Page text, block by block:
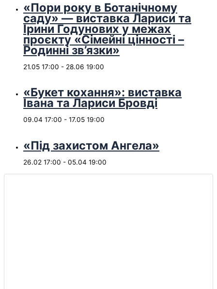
«Пори року в Ботанічному
саду» — виставка Лариси та
Ірини Годунових у межах
проєкту «Сімейні цінності –
Родинні зв’язки»
21.05 17:00 - 28.06 19:00
«Букет кохання»: виставка
Івана та Лариси Бровді
09.04 17:00 - 17.05 19:00
«Під захистом Ангела»
26.02 17:00 - 05.04 19:00